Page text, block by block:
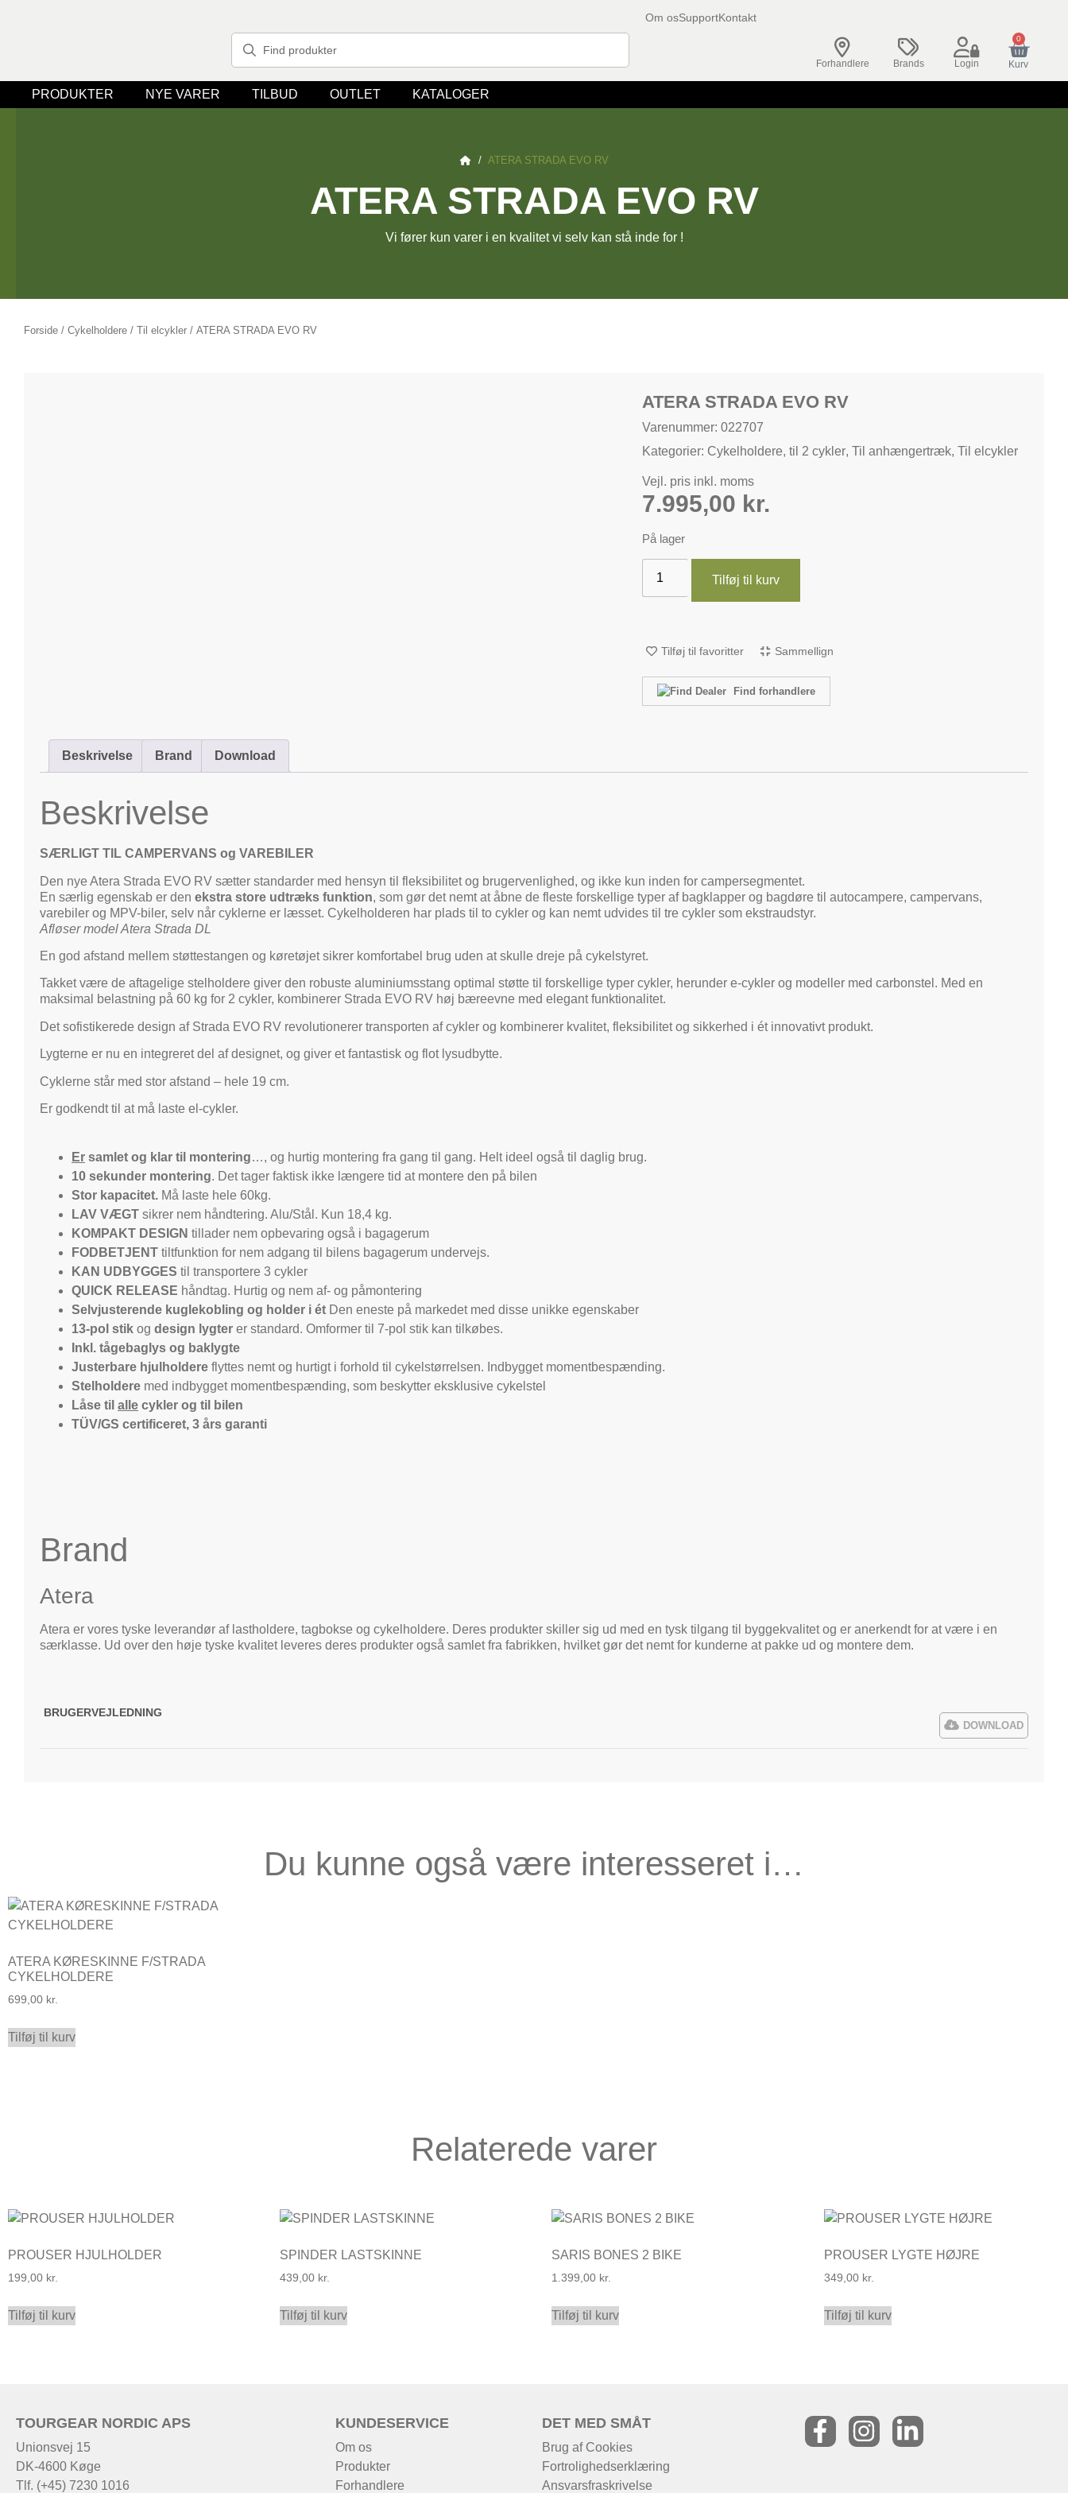
Om osSupportKontakt
Forhandlere Brands Login
0
Kurv
PRODUKTER NYE VARER TILBUD OUTLET KATALOGER
/ ATERA STRADA EVO RV
ATERA STRADA EVO RV
Vi fører kun varer i en kvalitet vi selv kan stå inde for !
Forside / Cykelholdere / Til elcykler / ATERA STRADA EVO RV
ATERA STRADA EVO RV
Varenummer: 022707
Kategorier: Cykelholdere, til 2 cykler, Til anhængertræk, Til elcykler
Vejl. pris inkl. moms
7.995,00 kr.
På lager
Tilføj til kurv
Tilføj til favoritter Sammellign
Find forhandlere
Beskrivelse Brand Download
Beskrivelse
SÆRLIGT TIL CAMPERVANS og VAREBILER
Den nye Atera Strada EVO RV sætter standarder med hensyn til fleksibilitet og brugervenlighed, og ikke kun inden for campersegmentet.
En særlig egenskab er den ekstra store udtræks funktion, som gør det nemt at åbne de fleste forskellige typer af bagklapper og bagdøre til autocampere, campervans,
varebiler og MPV-biler, selv når cyklerne er læsset. Cykelholderen har plads til to cykler og kan nemt udvides til tre cykler som ekstraudstyr.
Afløser model Atera Strada DL
En god afstand mellem støttestangen og køretøjet sikrer komfortabel brug uden at skulle dreje på cykelstyret.
Takket være de aftagelige stelholdere giver den robuste aluminiumsstang optimal støtte til forskellige typer cykler, herunder e-cykler og modeller med carbonstel. Med en
maksimal belastning på 60 kg for 2 cykler, kombinerer Strada EVO RV høj bæreevne med elegant funktionalitet.
Det sofistikerede design af Strada EVO RV revolutionerer transporten af ​​cykler og kombinerer kvalitet, fleksibilitet og sikkerhed i ét innovativt produkt.
Lygterne er nu en integreret del af designet, og giver et fantastisk og flot lysudbytte.
Cyklerne står med stor afstand – hele 19 cm.
Er godkendt til at må laste el-cykler.
Er samlet og klar til montering…, og hurtig montering fra gang til gang. Helt ideel også til daglig brug.
10 sekunder montering. Det tager faktisk ikke længere tid at montere den på bilen
Stor kapacitet. Må laste hele 60kg.
LAV VÆGT sikrer nem håndtering. Alu/Stål. Kun 18,4 kg.
KOMPAKT DESIGN tillader nem opbevaring også i bagagerum
FODBETJENT tiltfunktion for nem adgang til bilens bagagerum undervejs.
KAN UDBYGGES til transportere 3 cykler
QUICK RELEASE håndtag. Hurtig og nem af- og påmontering
Selvjusterende kuglekobling og holder i ét Den eneste på markedet med disse unikke egenskaber
13-pol stik og design lygter er standard. Omformer til 7-pol stik kan tilkøbes.
Inkl. tågebaglys og baklygte
Justerbare hjulholdere flyttes nemt og hurtigt i forhold til cykelstørrelsen. Indbygget momentbespænding.
Stelholdere med indbygget momentbespænding, som beskytter eksklusive cykelstel
Låse til alle cykler og til bilen
TÜV/GS certificeret, 3 års garanti
Brand
Atera
Atera er vores tyske leverandør af lastholdere, tagbokse og cykelholdere. Deres produkter skiller sig ud med en tysk tilgang til byggekvalitet og er anerkendt for at være i en
særklasse. Ud over den høje tyske kvalitet leveres deres produkter også samlet fra fabrikken, hvilket gør det nemt for kunderne at pakke ud og montere dem.
BRUGERVEJLEDNING
DOWNLOAD
Du kunne også være interesseret i…
ATERA KØRESKINNE F/STRADA
CYKELHOLDERE
699,00 kr.
Tilføj til kurv
Relaterede varer
PROUSER HJULHOLDER
199,00 kr.
Tilføj til kurv
SPINDER LASTSKINNE
439,00 kr.
Tilføj til kurv
SARIS BONES 2 BIKE
1.399,00 kr.
Tilføj til kurv
PROUSER LYGTE HØJRE
349,00 kr.
Tilføj til kurv
TOURGEAR NORDIC APS
Unionsvej 15
DK-4600 Køge
Tlf. (+45) 7230 1016
KUNDESERVICE
Om os
Produkter
Forhandlere
DET MED SMÅT
Brug af Cookies
Fortrolighedserklæring
Ansvarsfraskrivelse